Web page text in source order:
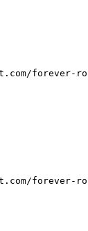
forever-
forever-